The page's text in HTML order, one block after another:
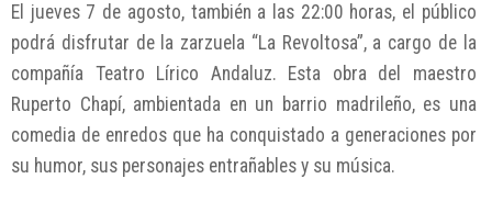
El jueves 7 de agosto, también a las 22:00 horas, el público
podrá disfrutar de la zarzuela “La Revoltosa”, a cargo de la
compañía Teatro Lírico Andaluz. Esta obra del maestro
Ruperto Chapí, ambientada en un barrio madrileño, es una
comedia de enredos que ha conquistado a generaciones por
su humor, sus personajes entrañables y su música.